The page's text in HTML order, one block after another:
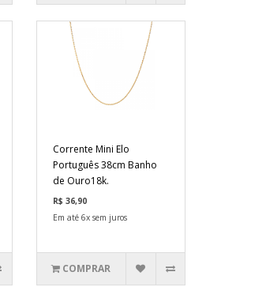
Corrente Mini Elo
Português 38cm Banho
de Ouro18k.
R$ 36,90
Em até 6x sem juros
COMPRAR